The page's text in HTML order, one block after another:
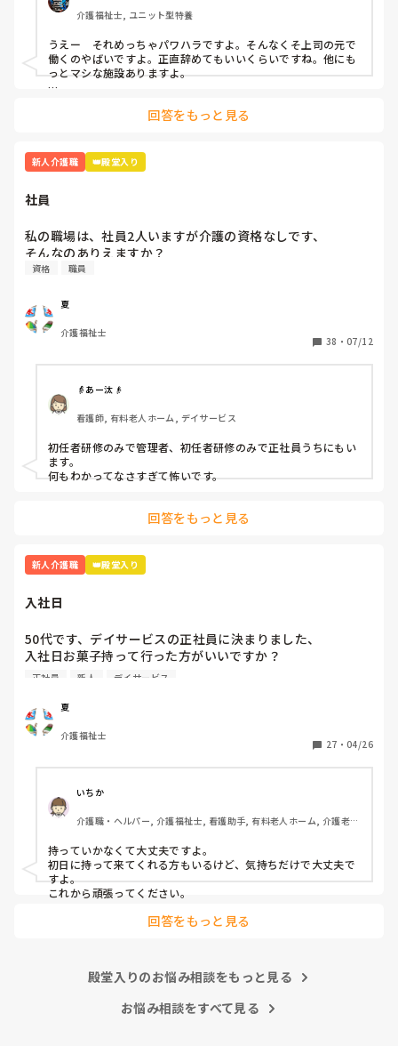
「A(上司)って言い方きついよね」「昭和の思考っていう
か…自分の思い通りにならないとキレるからね」と。
いい時もあります。利用者様の前では絶対怒らないですけど
ね、、。
乗り越え方ってありますか？気にしない方法…
さっきも「ティッシュ早く取りに行けよ！！」と…
「どこにあるか分かりません」と言うと「あそこにあるだ
と教えて頂きました。
本当泣きそうです。仕事は楽しいです。頑張ります。
読んでくれてありがとうございます😭
介護福祉士, ユニット型特養
うえー　それめっちゃパワハラですよ。そんなくそ上司の元で
働くのやばいですよ。正直辞めてもいいくらいですね。他にも
っとマシな施設ありますよ。
どうせこいつは怒るだろうって思って、気にしない。
事を覚えて1人前になって仕事で見返す。
この手のタイプはその方が若い頃など同じような境遇でいわゆ
いてないので、時代が遅れてるんですよ。
一番最強なのはボイスレコーダーでそいつのなめ腐った発言録
音して、出るとこ出ちゃうこと。
回答をもっと見る
新人介護職 👑殿堂入り
社員
私の職場は、社員2人いますが介護の資格なしです、
そんなのありえますか？
資格 職員
夏
介護福祉士
38 ・ 07/12
👵あー汰👴
看護師, 有料老人ホーム, デイサービス
初任者研修のみで管理者、初任者研修のみで正社員うちにもい
ます。
何もわかってなさすぎて怖いです。
回答をもっと見る
新人介護職 👑殿堂入り
入社日
50代です、デイサービスの正社員に決まりました、
入社日お菓子持って行った方がいいですか？
介護職経験は、デイケア、グループホーム、などあります
せてくださいませ
正社員 新人 デイサービス
夏
介護福祉士
27 ・ 04/26
いちか
介護職・ヘルパー, 介護福祉士, 看護助手, 有料老人ホーム, 介護老人
持っていかなくて大丈夫ですよ。
初日に持って来てくれる方もいるけど、気持ちだけで大丈夫で
すよ。
これから頑張ってください。
回答をもっと見る
殿堂入りのお悩み相談をもっと見る
お悩み相談をすべて見る